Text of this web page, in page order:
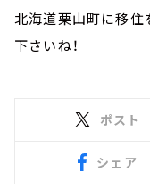
北海道栗山町に移住
下さいね！
ポスト
シェア